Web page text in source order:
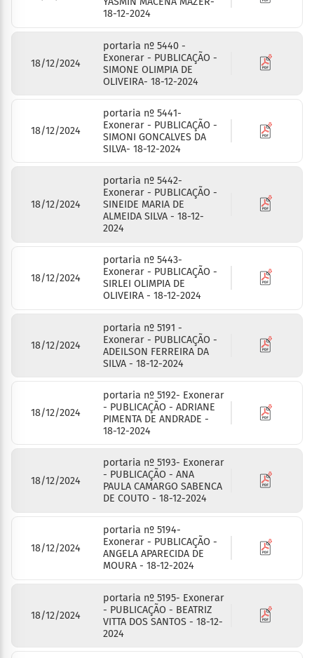
18-12-2024
18/12/2024
portaria nº 5440 -
Exonerar - PUBLICAÇÃO -
SIMONE OLIMPIA DE
OLIVEIRA- 18-12-2024
18/12/2024
portaria nº 5441-
Exonerar - PUBLICAÇÃO -
SIMONI GONCALVES DA
SILVA- 18-12-2024
18/12/2024
portaria nº 5442-
Exonerar - PUBLICAÇÃO -
SINEIDE MARIA DE
ALMEIDA SILVA - 18-12-
2024
18/12/2024
portaria nº 5443-
Exonerar - PUBLICAÇÃO -
SIRLEI OLIMPIA DE
OLIVEIRA - 18-12-2024
18/12/2024
portaria nº 5191 -
Exonerar - PUBLICAÇÃO -
ADEILSON FERREIRA DA
SILVA - 18-12-2024
18/12/2024
portaria nº 5192- Exonerar
- PUBLICAÇÃO - ADRIANE
PIMENTA DE ANDRADE -
18-12-2024
18/12/2024
portaria nº 5193- Exonerar
- PUBLICAÇÃO - ANA
PAULA CAMARGO SABENCA
DE COUTO - 18-12-2024
18/12/2024
portaria nº 5194-
Exonerar - PUBLICAÇÃO -
ANGELA APARECIDA DE
MOURA - 18-12-2024
18/12/2024
portaria nº 5195- Exonerar
- PUBLICAÇÃO - BEATRIZ
VITTA DOS SANTOS - 18-12-
2024